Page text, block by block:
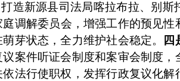
造新源县司法局喀拉布拉、别斯
庭调解委员会，增强工作的预见
芽状态，全力维护社会稳定。
四
案件听证会制度和案审会制度，
法行使职权，发挥行政复议化